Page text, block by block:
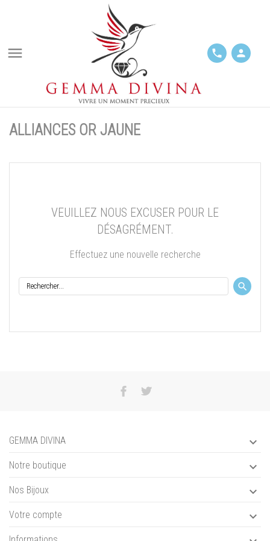
 phone person
ALLIANCES OR JAUNE
VEUILLEZ NOUS EXCUSER POUR LE
DÉSAGRÉMENT.
Effectuez une nouvelle recherche
GEMMA DIVINA 
Notre boutique 
Nos Bijoux 
Votre compte 